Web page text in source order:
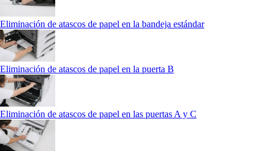
Eliminación de atascos de papel en la bandeja estándar
Eliminación de atascos de papel en la puerta B
Eliminación de atascos de papel en las puertas A y C